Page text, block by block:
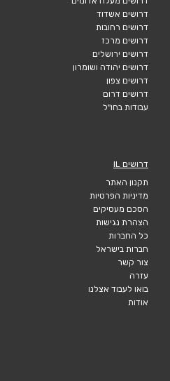
דרושים אשדוד
דרושים רחובות
דרושים מרכז
דרושים ירושלים
דרושים יהודה ושומרון
דרושים צפון
דרושים דרום
עבודות בחו"ל
דרושים IL
תקנון האתר
מדיניות הפרטיות
הסכם מעסיקים
הצהרת נגישות
כל החברות
חברות בישראל
צור קשר
עזרה
בואו לעבוד אצלנו
אודות